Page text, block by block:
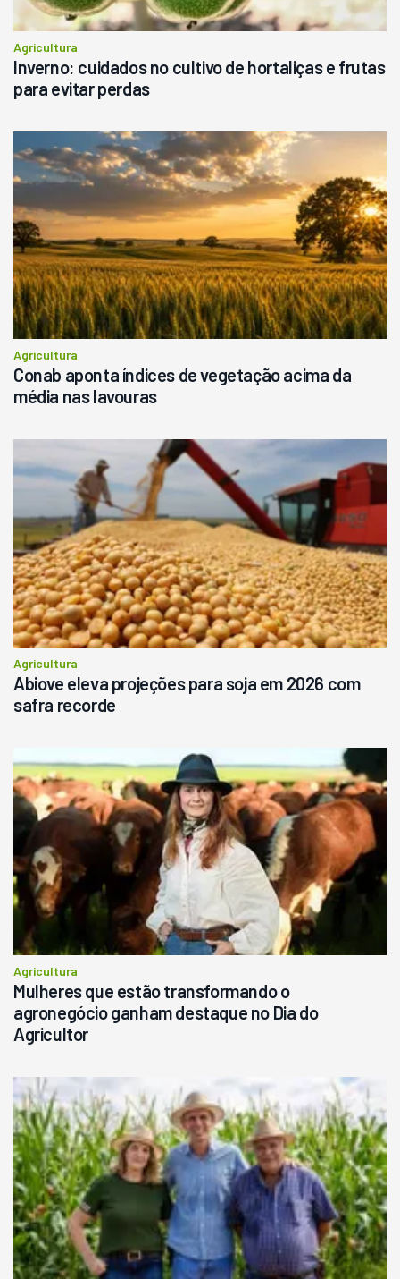
Agricultura
Inverno: cuidados no cultivo de hortaliças e frutas
para evitar perdas
Agricultura
Conab aponta índices de vegetação acima da
média nas lavouras
Agricultura
Abiove eleva projeções para soja em 2026 com
safra recorde
Agricultura
Mulheres que estão transformando o
agronegócio ganham destaque no Dia do
Agricultor